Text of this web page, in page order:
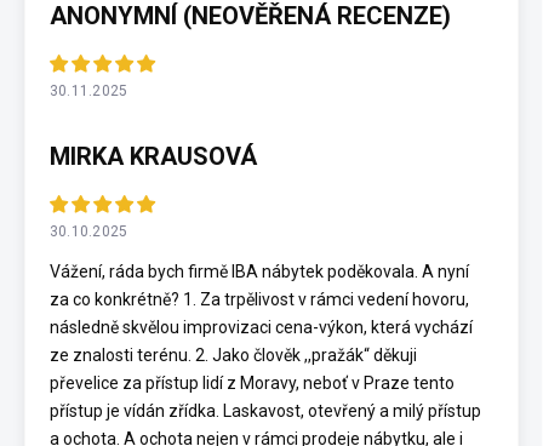
ANONYMNÍ (NEOVĚŘENÁ RECENZE)
30.11.2025
MIRKA KRAUSOVÁ
30.10.2025
Vážení, ráda bych firmě IBA nábytek poděkovala. A nyní
za co konkrétně? 1. Za trpělivost v rámci vedení hovoru,
následně skvělou improvizaci cena-výkon, která vychází
ze znalosti terénu. 2. Jako člověk ,,pražák“ děkuji
převelice za přístup lidí z Moravy, neboť v Praze tento
přístup je vídán zřídka. Laskavost, otevřený a milý přístup
a ochota. A ochota nejen v rámci prodeje nábytku, ale i